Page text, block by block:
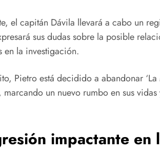
el capitán Dávila llevará a cabo un
sus dudas sobre la posible
en la investigación.
Pietro está decidido a abandonar
un nuevo rumbo en sus
impactante